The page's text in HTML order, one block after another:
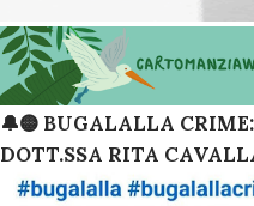
🔔🟡 BUGALALLA
DOTT.SSA RITA